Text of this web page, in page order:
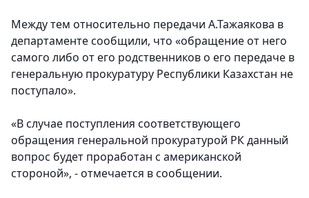
Между тем относительно передачи А.Тажаякова в
департаменте сообщили, что «обращение от него
самого либо от его родственников о его передаче в
генеральную прокуратуру Республики Казахстан не
поступало».
«В случае поступления соответствующего
обращения генеральной прокуратурой РК данный
вопрос будет проработан с американской
стороной», - отмечается в сообщении.